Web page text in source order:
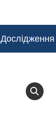
Дослідження